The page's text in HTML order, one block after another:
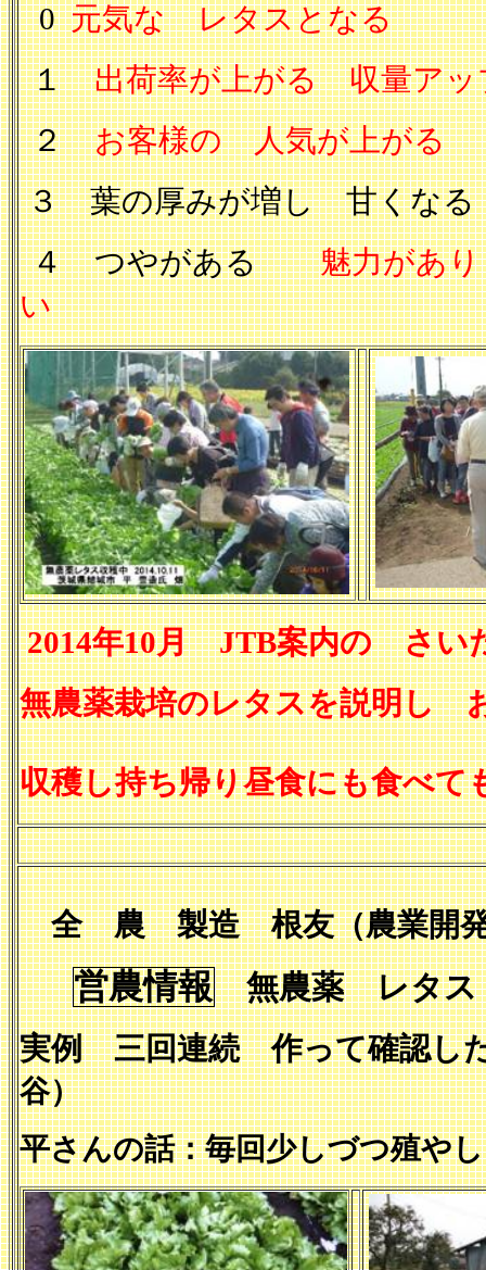
0 元気な レタスとなる５
１出荷率が上がる 収量アッ
２お客様の 人気が上がる
３ 葉の厚みが増し 甘く
４ つやがある魅力があ
い
2014年10月JTB案内の さい
無農薬栽培のレタスを説明し
収穫し持ち帰り昼食にも食べ
全 農 製造 根友（農業開発
営農情報 無農薬 レタ
実例 三回連続 作って確認
谷）
平さんの話：毎回少しづつ殖や